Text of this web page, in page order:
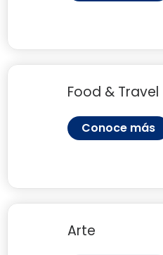
Food & Travel
Conoce más
Arte